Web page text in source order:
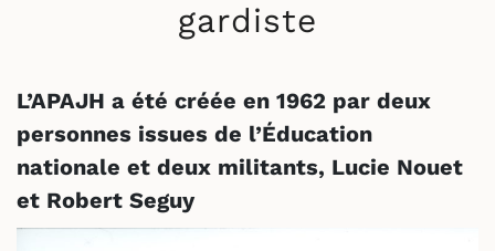
gardiste
L’APAJH a été créée en 1962 par deux
personnes issues de l’Éducation
nationale et deux militants, Lucie Nouet
et Robert Seguy